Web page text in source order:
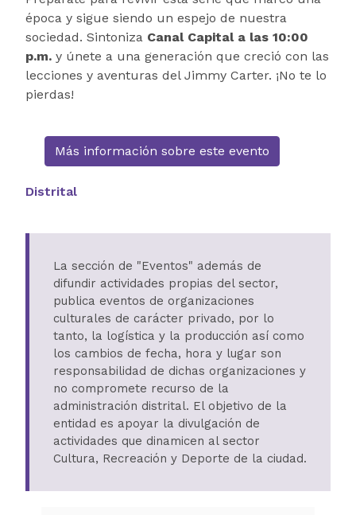
época y sigue siendo un espejo de nuestra
sociedad. Sintoniza Canal Capital a las 10:00
p.m. y únete a una generación que creció con las
lecciones y aventuras del Jimmy Carter. ¡No te lo
pierdas!
Más información sobre este evento
Distrital
La sección de "Eventos" además de
difundir actividades propias del sector,
publica eventos de organizaciones
culturales de carácter privado, por lo
tanto, la logística y la producción así como
los cambios de fecha, hora y lugar son
responsabilidad de dichas organizaciones y
no compromete recurso de la
administración distrital. El objetivo de la
entidad es apoyar la divulgación de
actividades que dinamicen al sector
Cultura, Recreación y Deporte de la ciudad.